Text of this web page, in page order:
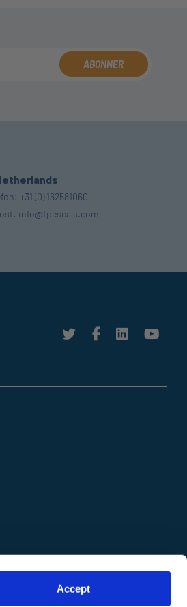
Accept
ABONNER
+31 (0) 162581060
info@fpeseals.com